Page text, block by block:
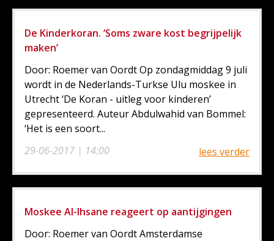
De Kinderkoran. ‘Soms zware kost begrijpelijk
maken’
29-06-2017 | 14:00
Door: Roemer van Oordt Op zondagmiddag 9 juli
wordt in de Nederlands-Turkse Ulu moskee in
Utrecht ‘De Koran - uitleg voor kinderen’
gepresenteerd. Auteur Abdulwahid van Bommel:
‘Het is een soort...
lees verder
Moskee Al-Ihsane reageert op aantijgingen
Door: Roemer van Oordt Amsterdamse